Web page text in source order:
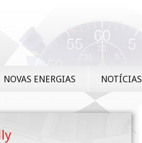
NOVAS ENERGIAS NOTÍCIAS